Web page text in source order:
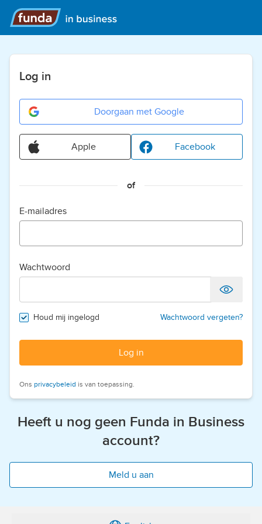
Log in
Doorgaan met Google
Apple Facebook
of
E-mailadres
Wachtwoord
Houd mij ingelogd Wachtwoord vergeten?
Log in
Ons privacybeleid is van toepassing.
Heeft u nog geen Funda in Business
account?
Meld u aan